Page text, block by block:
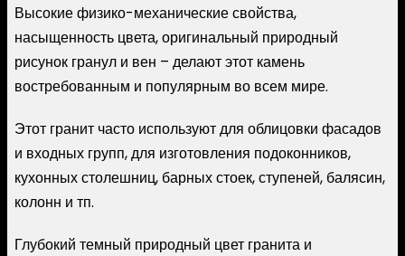
Высокие физико-механические свойства,
насыщенность цвета, оригинальный природный
рисунок гранул и вен – делают этот камень
востребованным и популярным во всем мире.
Этот гранит часто используют для облицовки фасадов
и входных групп, для изготовления подоконников,
кухонных столешниц, барных стоек, ступеней, балясин,
колонн и тп.
Глубокий темный природный цвет гранита и